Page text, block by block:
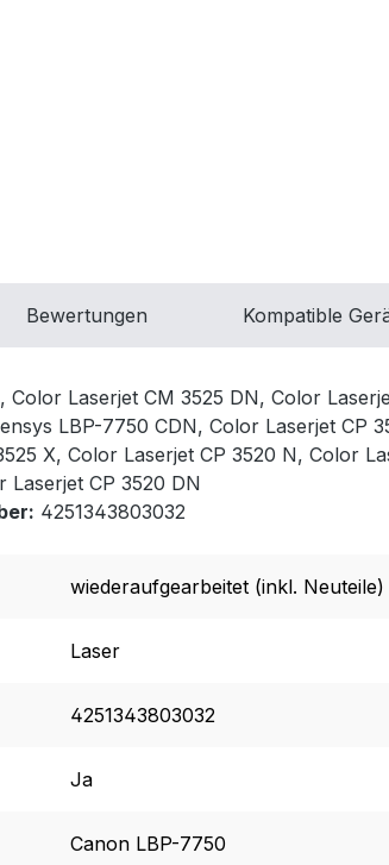
Bewertungen Kompatible
Color Laserjet CM 3525 DN, Color
LBP-7750 CDN, Color Laserjet CP
X, Color Laserjet CP 3520 N, Color
Laserjet CP 3520 DN
4251343803032
wiederaufgearbeitet (inkl. Neuteile)
Laser
4251343803032
Ja
Canon LBP-7750